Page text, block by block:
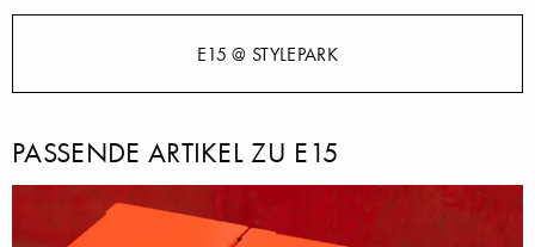
E15 @ STYLEPARK
PASSENDE ARTIKEL ZU E15